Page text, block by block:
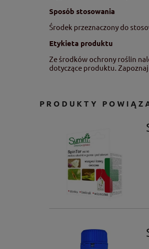
Sposób stosowania
Środek przeznaczony do
Etykieta produktu
Ze środków ochrony roślin
dotyczące produktu.
PRODUKTY